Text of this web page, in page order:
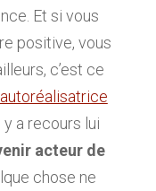
Et si vous
positive, vous
c’est ce
a recours lui
acteur de
chose ne